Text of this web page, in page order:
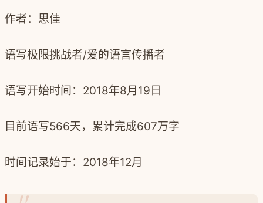
作者：思佳
语写极限挑战者/爱的语言传播者
语写开始时间： 2018年8月19日
目前语写566天，累计完成607万字
时间记录始于：2018年12月